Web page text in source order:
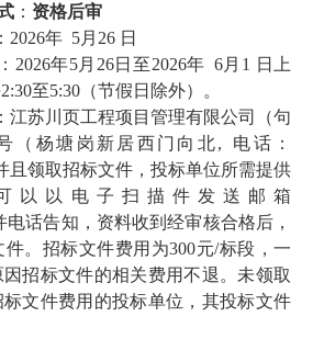
： 资格后审
2026年 5月 26 日
2026年5月 26日至2026年 6月 1
日上
至5:30（节假日除外）。
江苏川页工程项目管理有限公司 （句
号（杨塘岗新居西门向北,
电话：
且领取招标文件， 投标单位所需提供
以以电子扫描件发送邮箱
电话告知，资料收到经审核合格后，
件。 招标文件费用为300元/标段，一
招标文件的相关费用不退。未领取
文件费用的投标单位，其投标文件